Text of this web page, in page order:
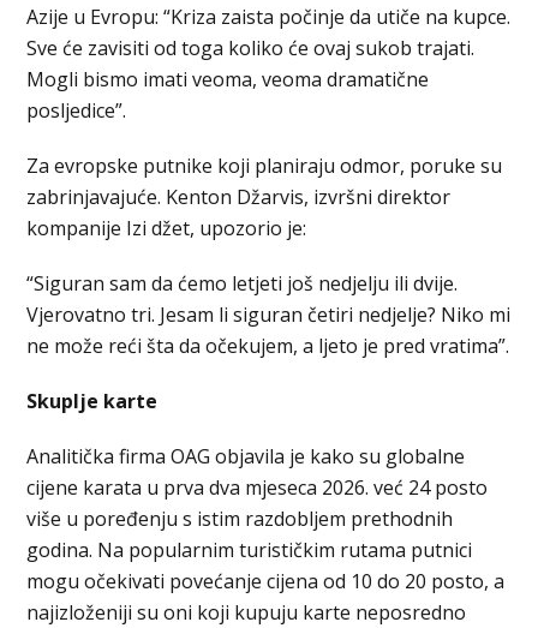
Azije u Evropu: “Kriza zaista počinje da utiče na kupce.
Sve će zavisiti od toga koliko će ovaj sukob trajati.
Mogli bismo imati veoma, veoma dramatične
posljedice”.
Za evropske putnike koji planiraju odmor, poruke su
zabrinjavajuće. Kenton Džarvis, izvršni direktor
kompanije Izi džet, upozorio je:
“Siguran sam da ćemo letjeti još nedjelju ili dvije.
Vjerovatno tri. Jesam li siguran četiri nedjelje? Niko mi
ne može reći šta da očekujem, a ljeto je pred vratima”.
Skuplje karte
Analitička firma OAG objavila je kako su globalne
cijene karata u prva dva mjeseca 2026. već 24 posto
više u poređenju s istim razdobljem prethodnih
godina. Na popularnim turističkim rutama putnici
mogu očekivati povećanje cijena od 10 do 20 posto, a
najizloženiji su oni koji kupuju karte neposredno